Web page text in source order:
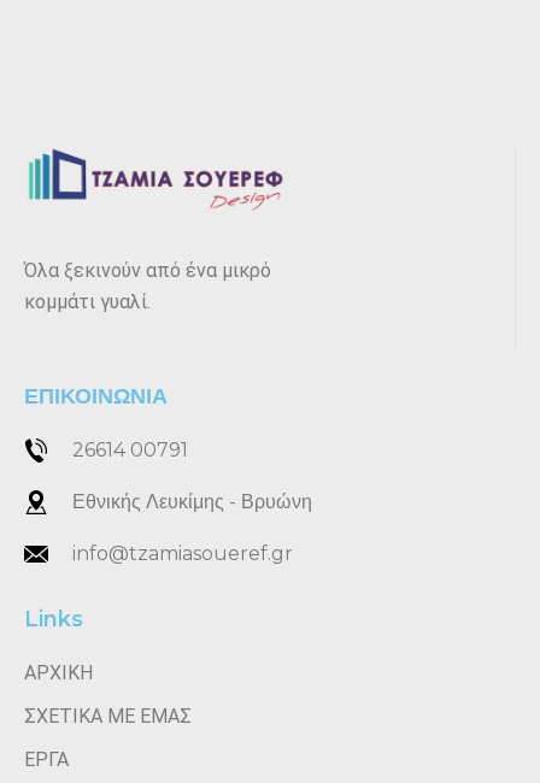
Όλα ξεκινούν από ένα μικρό
κομμάτι γυαλί.
ΕΠΙΚΟΙΝΩΝΙΑ
26614 00791
Εθνικής Λευκίμης - Βρυώνη
info@tzamiasoueref.gr
Links
ΑΡΧΙΚΗ
ΣΧΕΤΙΚΑ ΜΕ ΕΜΑΣ
ΕΡΓΑ